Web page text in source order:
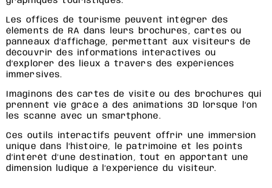
Les offices de tourisme peuvent intégrer des
éléments de RA dans leurs brochures, cartes ou
panneaux d’affichage, permettant aux visiteurs de
découvrir des informations interactives ou
d’explorer des lieux à travers des expériences
immersives.
Imaginons des cartes de visite ou des brochures qui
prennent vie grâce à des animations 3D lorsque l’on
les scanne avec un smartphone.
Ces outils interactifs peuvent offrir une immersion
unique dans l’histoire, le patrimoine et les points
d’intérêt d’une destination, tout en apportant une
dimension ludique à l’expérience du visiteur.